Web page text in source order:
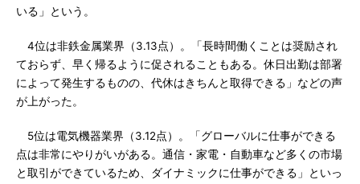
いる」という。
4位は非鉄金属業界（3.13点）。「長時間働くことは奨励され
ておらず、早く帰るように促されることもある。休日出勤は部署
によって発生するものの、代休はきちんと取得できる」などの声
が上がった。
5位は電気機器業界（3.12点）。「グローバルに仕事ができる
点は非常にやりがいがある。通信・家電・自動車など多くの市場
と取引ができているため、ダイナミックに仕事ができる」といっ